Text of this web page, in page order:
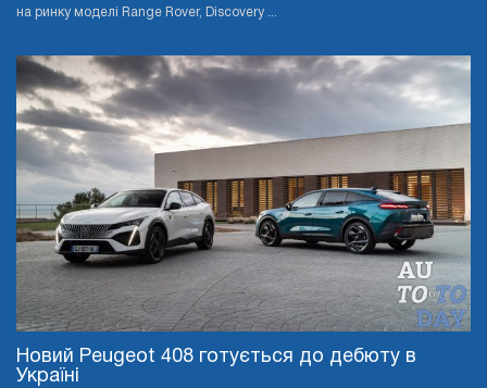
на ринку моделі Range Rover, Discovery ...
Новий Peugeot 408 готується до дебюту в
Україні